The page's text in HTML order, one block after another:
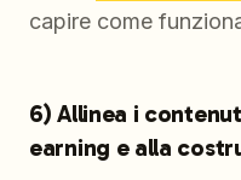
capire come
6) Allinea i
earning e alla